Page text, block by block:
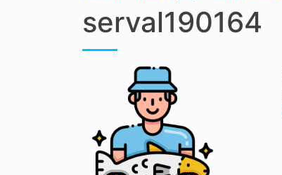
serval190164